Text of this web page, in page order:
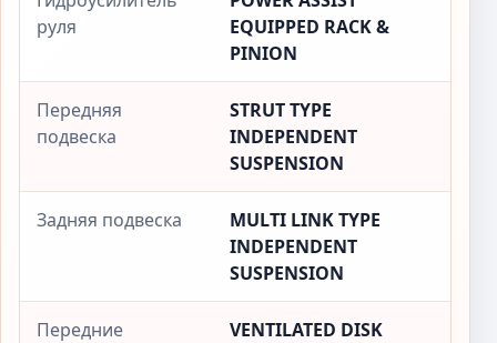
руля
EQUIPPED RACK &
PINION
Передняя
подвеска
STRUT TYPE
INDEPENDENT
SUSPENSION
Задняя подвеска
MULTI LINK TYPE
INDEPENDENT
SUSPENSION
Передние
VENTILATED DISK